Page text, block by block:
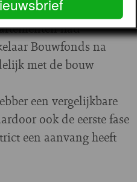
klaar. Nadat
had
Bouwfonds na
met de bouw
een vergelijkbare
ook de eerste fase
een aanvang heeft